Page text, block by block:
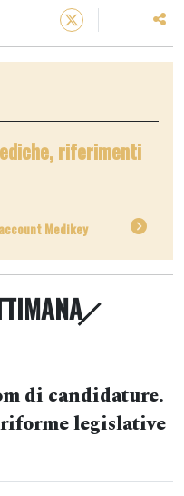
riferimenti
Medikey
di candidature.
legislative